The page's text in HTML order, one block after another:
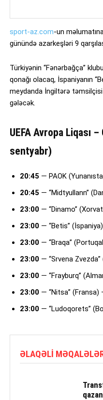
sport-az.com-un
günündə azarkeşləri 9
Türkiyənin “Fənərbağça”
qonağı olacaq, İspaniyanın
meydanda İngiltərə
gələcək.
UEFA Avropa Liqası
sentyabr)
20:45 — PAOK
20:45 — “Midtyullann”
23:00 — “Dinamo”
23:00 — “Betis”
23:00 — “Braqa”
23:00 — “Srvena
23:00 — “Frayburq”
23:00 — “Nitsa” (Fransa)
23:00 — “Ludoqorets”
ƏLAQƏLI